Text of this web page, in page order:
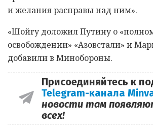
и желания расправы над ним».
«Шойгу доложил Путину о
освобождении» «Азовстали» и
добавили в Минобороны.
Присоединяйтесь к
Telegram-канала
новости там
всех!